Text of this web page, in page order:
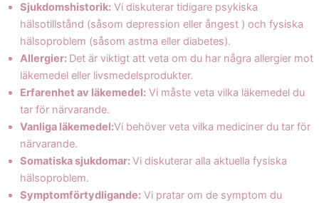
Sjukdomshistorik: Vi diskuterar tidigare psykiska
hälsotillstånd (såsom depression eller ångest ) och fysiska
hälsoproblem (såsom astma eller diabetes).
Allergier: Det är viktigt att veta om du har några allergier mot
läkemedel eller livsmedelsprodukter.
Erfarenhet av läkemedel: Vi måste veta vilka läkemedel du
tar för närvarande.
Vanliga läkemedel:Vi behöver veta vilka mediciner du tar för
närvarande.
Somatiska sjukdomar:Vi diskuterar alla aktuella fysiska
hälsoproblem.
Symptomförtydligande: Vi pratar om de symptom du